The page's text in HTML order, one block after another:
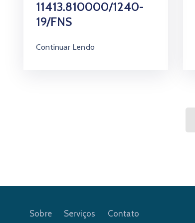
11413.810000/1240-
19/FNS
Continuar Lendo
Sobre Serviços Contato